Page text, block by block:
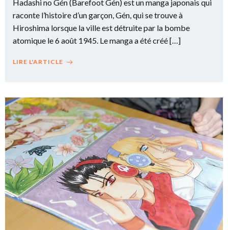
Hadashi no Gén (Barefoot Gén) est un manga japonais qui
raconte l’histoire d’un garçon, Gén, qui se trouve à
Hiroshima lorsque la ville est détruite par la bombe
atomique le 6 août 1945. Le manga a été créé […]
LIRE L'ARTICLE